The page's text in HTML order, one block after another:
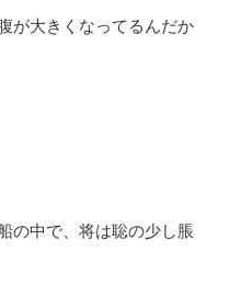
が大きくなってるんだか
の中で、将は聡の少し脹